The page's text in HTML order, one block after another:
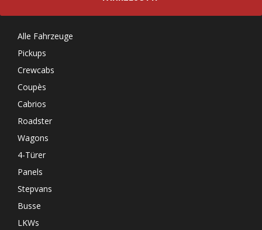
Alle Fahrzeuge
Pickups
Crewcabs
Coupès
Cabrios
Roadster
Wagons
4-Türer
Panels
Stepvans
Busse
LKWs